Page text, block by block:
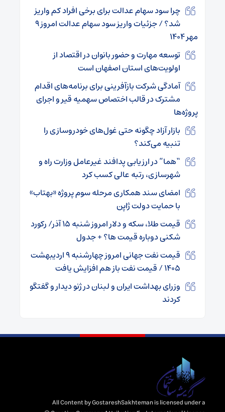
چرا سود سهام عدالت برای برخی افراد کم واریز
شد؟ / جزئیات واریز سود سهام عدالت امروز ۹
مهر ۱۴۰۴
توسعه مهارت و حضور بانوان در اقتصاد از
اولویت‌های استان اصفهان است
آمادگی شرکت بازآفرینی برای برنامه‌های اقدام
مشترک در قالب اختصاص سهمیه قیر و اجرای
پروژه‌ها
بازار آزاد چگونه حتی غول‌های خودروسازی را
تنبیه می‌کند؟
“هما” در ارزیابی پدافند غیرعامل وزارت راه و
شهرسازی، رتبه عالی کسب کرد
امضای سند همکاری مرحله سوم پروژه «بهتاب»
با حمایت دولت ژاپن
قیمت طلا، سکه و دلار امروز شنبه ۱۵ آذر/ رکورد
شکنی دوباره قیمت ها؟ + جدول
قیمت نفت جهانی امروز چهارشنبه ۹ اردیبهشت
۱۴۰۵ / قیمت نفت باز هم افزایش یافت
وزرای بهداشت ایران و لبنان در ژنو دیدار و گفتگو
کردند
All Content by GostareshSakhteman is licensed under a